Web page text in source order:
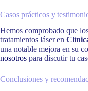
Casos prácticos y
Hemos comprobado que
tratamientos láser en
una notable mejora en su
nosotros para discutir tu
Conclusiones y